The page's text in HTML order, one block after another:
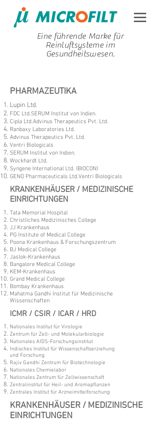
Eine führende Marke für
Reinluftsysteme im
Gesundheitswesen.
PHARMAZEUTIKA
Lupin Ltd.
FDC Ltd.SERUM Institut von Indien.
Cipla Ltd.Advinus Therapeutics Pvt. Ltd.
Ranbaxy Laboratories Ltd.
Advinus Therapeutics Pvt. Ltd.
Ventri Biologicals
SERUM Institut von Indien.
Wockhardt Ltd.
Syngene International Ltd. (BIOCON)
GENO Pharmaceuticals Ltd.Ventri Biologicals
KRANKENHÄUSER / MEDIZINISCHE
EINRICHTUNGEN
Tata Memorial Hospital
Christliches Medizinisches College
JJ Krankenhaus
PG Institute of Medical College
Poona Krankenhaus & Forschungszentrum
BJ Medical College
Jaslok-Krankenhaus
Bangalore Medical College
KEM-Krankenhaus
Grand Medical College
Bombay Krankenhaus
Mahatma Gandhi Institut für Medizinische
Wissenschaften
ICMR / CSIR / ICAR / HRD
Nationales Institut für Virologie
Zentrum für Zell- und Molekularbiologie
Nationales AIDS-Forschungsinstitut
Indisches Institut für Wissenschaftserziehung
und Forschung
Rajiv Gandhi Zentrum für Biotechnologie
Nationales Chemielabor
Nationales Zentrum für Zellwissenschaft
Zentralinstitut für Heil- und Aromapflanzen
Zentrales Institut für Arzneimittelforschung
KRANKENHÄUSER / MEDIZINISCHE
EINRICHTUNGEN